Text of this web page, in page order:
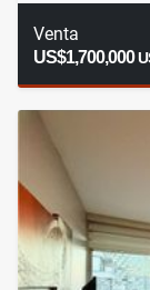
Venta
US$1,700,000